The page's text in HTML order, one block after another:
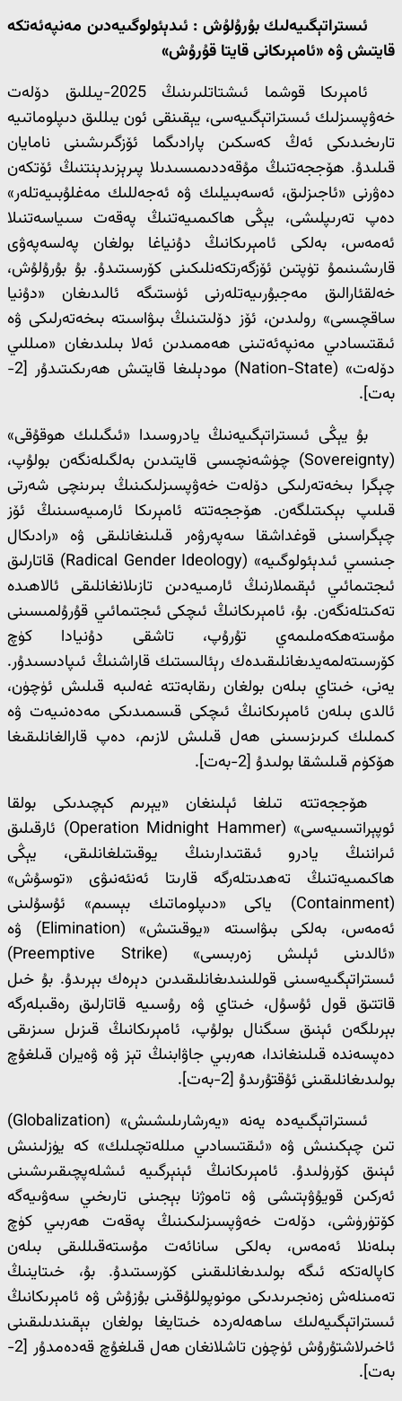
ئىستراتېگىيەلىك بۇرۇلۇش : ئىدېئولوگىيەدىن مەنپەئەتكە
قايتىش ۋە «ئامېرىكانى قايتا قۇرۇش»
ئامېرىكا قوشما ئىشتاتلىرىنىڭ 2025-يىللىق دۆلەت
خەۋپسىزلىك ئىستراتېگىيەسى، يېقىنقى ئون يىللىق دىپلوماتىيە
تارىخىدىكى ئەڭ كەسكىن پارادىگما ئۆزگىرىشىنى نامايان
قىلىدۇ. ھۆججەتنىڭ مۇقەددىمىسىدىلا پىرېزىدېنتنىڭ ئۆتكەن
دەۋرنى «ئاجىزلىق، ئەسەبىيلىك ۋە ئەجەللىك مەغلۇبىيەتلەر»
دەپ تەرىپلىشى، يېڭى ھاكىمىيەتنىڭ پەقەت سىياسەتنىلا
ئەمەس، بەلكى ئامېرىكانىڭ دۇنياغا بولغان پەلسەپەۋى
قارىشىنىمۇ تۈپتىن ئۆزگەرتكەنلىكىنى كۆرسىتىدۇ. بۇ بۇرۇلۇش،
خەلقئارالىق مەجبۇرىيەتلەرنى ئۈستىگە ئالىدىغان «دۇنيا
ساقچىسى» رولىدىن، ئۆز دۆلىتىنىڭ بىۋاسىتە بىخەتەرلىكى ۋە
ئىقتىسادىي مەنپەئەتىنى ھەممىدىن ئەلا بىلىدىغان «مىللىي
دۆلەت» (Nation-State) مودېلىغا قايتىش ھەرىكىتىدۇر [2-
بەت].
بۇ يېڭى ئىستراتېگىيەنىڭ يادروسىدا «ئىگىلىك ھوقۇقى»
(Sovereignty) چۈشەنچىسى قايتىدىن بەلگىلەنگەن بولۇپ،
چېگرا بىخەتەرلىكى دۆلەت خەۋپسىزلىكىنىڭ بىرىنچى شەرتى
قىلىپ بېكىتىلگەن. ھۆججەتتە ئامېرىكا ئارمىيەسىنىڭ ئۆز
چېگراسىنى قوغداشقا سەپەرۋەر قىلىنغانلىقى ۋە «رادىكال
جىنسىي ئىدېئولوگىيە» (Radical Gender Ideology) قاتارلىق
ئىجتىمائىي ئېقىملارنىڭ ئارمىيەدىن تازىلانغانلىقى ئالاھىدە
تەكىتلەنگەن. بۇ، ئامېرىكانىڭ ئىچكى ئىجتىمائىي قۇرۇلمىسىنى
مۇستەھكەملىمەي تۇرۇپ، تاشقى دۇنيادا كۈچ
كۆرسىتەلمەيدىغانلىقىدەك رېئالىستىك قاراشنىڭ ئىپادىسىدۇر.
يەنى، خىتاي بىلەن بولغان رىقابەتتە غەلىبە قىلىش ئۈچۈن،
ئالدى بىلەن ئامېرىكانىڭ ئىچكى قىسمىدىكى مەدەنىيەت ۋە
كىملىك كىرىزىسىنى ھەل قىلىش لازىم، دەپ قارالغانلىقىغا
ھۆكۈم قىلىشقا بولىدۇ [2-بەت].
ھۆججەتتە تىلغا ئېلىنغان «يېرىم كېچىدىكى بولقا
ئوپېراتسىيەسى» (Operation Midnight Hammer) ئارقىلىق
ئىراننىڭ يادرو ئىقتىدارىنىڭ يوقىتىلغانلىقى، يېڭى
ھاكىمىيەتنىڭ تەھدىتلەرگە قارىتا ئەنئەنىۋى «توسۇش»
(Containment) ياكى «دىپلوماتىك بېسىم» ئۇسۇلىنى
ئەمەس، بەلكى بىۋاسىتە «يوقىتىش» (Elimination) ۋە
«ئالدىنى ئېلىش زەربىسى» (Preemptive Strike)
ئىستراتېگىيەسىنى قوللىنىدىغانلىقىدىن دېرەك بېرىدۇ. بۇ خىل
قاتتىق قول ئۇسۇل، خىتاي ۋە رۇسىيە قاتارلىق رەقىبلەرگە
بېرىلگەن ئېنىق سىگنال بولۇپ، ئامېرىكانىڭ قىزىل سىزىقى
دەپسەندە قىلىنغاندا، ھەربىي جاۋابنىڭ تېز ۋە ۋەيران قىلغۇچ
بولىدىغانلىقىنى ئۇقتۇرىدۇ [2-بەت].
ئىستراتېگىيەدە يەنە «يەرشارىلىشىش» (Globalization)
تىن چېكىنىش ۋە «ئىقتىسادىي مىللەتچىلىك» كە يۈزلىنىش
ئېنىق كۆرۈلىدۇ. ئامېرىكانىڭ ئېنېرگىيە ئىشلەپچىقىرىشىنى
ئەركىن قويۇۋېتىشى ۋە تاموژنا بېجىنى تارىخىي سەۋىيەگە
كۆتۈرۈشى، دۆلەت خەۋپسىزلىكىنىڭ پەقەت ھەربىي كۈچ
بىلەنلا ئەمەس، بەلكى سانائەت مۇستەقىللىقى بىلەن
كاپالەتكە ئىگە بولىدىغانلىقىنى كۆرسىتىدۇ. بۇ، خىتاينىڭ
تەمىنلەش زەنجىرىدىكى مونوپوللۇقىنى بۇزۇش ۋە ئامېرىكانىڭ
ئىستراتېگىيەلىك ساھەلەردە خىتايغا بولغان بېقىندىلىقىنى
ئاخىرلاشتۇرۇش ئۈچۈن تاشلانغان ھەل قىلغۇچ قەدەمدۇر [2-
بەت].